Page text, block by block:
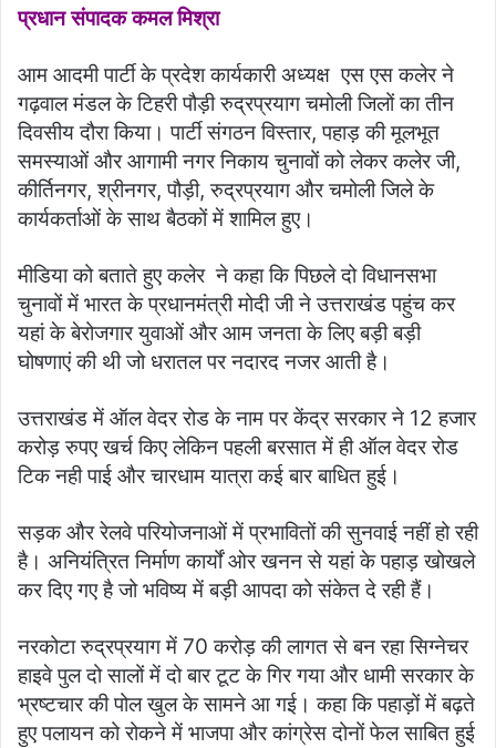
प्रधान संपादक कमल मिश्रा
आम आदमी पार्टी के प्रदेश कार्यकारी अध्यक्ष एस एस कलेर ने
गढ़वाल मंडल के टिहरी पौड़ी रुद्रप्रयाग चमोली जिलों का तीन
दिवसीय दौरा किया। पार्टी संगठन विस्तार, पहाड़ की मूलभूत
समस्याओं और आगामी नगर निकाय चुनावों को लेकर कलेर जी,
कीर्तिनगर, श्रीनगर, पौड़ी, रुद्रप्रयाग और चमोली जिले के
कार्यकर्ताओं के साथ बैठकों में शामिल हुए।
मीडिया को बताते हुए कलेर ने कहा कि पिछले दो विधानसभा
चुनावों में भारत के प्रधानमंत्री मोदी जी ने उत्तराखंड पहुंच कर
यहां के बेरोजगार युवाओं और आम जनता के लिए बड़ी बड़ी
घोषणाएं की थी जो धरातल पर नदारद नजर आती है।
उत्तराखंड में ऑल वेदर रोड के नाम पर केंद्र सरकार ने 12 हजार
करोड़ रुपए खर्च किए लेकिन पहली बरसात में ही ऑल वेदर रोड
टिक नही पाई और चारधाम यात्रा कई बार बाधित हुई।
सड़क और रेलवे परियोजनाओं में प्रभावितों की सुनवाई नहीं हो रही
है। अनियंत्रित निर्माण कार्यों ओर खनन से यहां के पहाड़ खोखले
कर दिए गए है जो भविष्य में बड़ी आपदा को संकेत दे रही हैं।
नरकोटा रुद्रप्रयाग में 70 करोड़ की लागत से बन रहा सिग्नेचर
हाइवे पुल दो सालों में दो बार टूट के गिर गया और धामी सरकार के
भ्रष्टचार की पोल खुल के सामने आ गई। कहा कि पहाड़ों में बढ़ते
हुए पलायन को रोकने में भाजपा और कांग्रेस दोनों फेल साबित हुई